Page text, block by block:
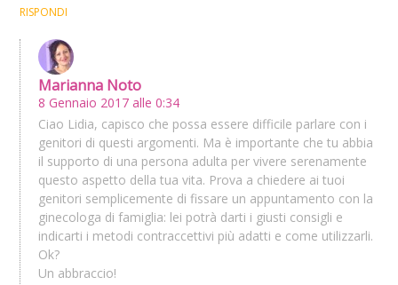
RISPONDI
Marianna Noto
8 Gennaio 2017 alle 0:34
Ciao Lidia, capisco che possa essere difficile parlare con i
genitori di questi argomenti. Ma è importante che tu abbia
il supporto di una persona adulta per vivere serenamente
questo aspetto della tua vita. Prova a chiedere ai tuoi
genitori semplicemente di fissare un appuntamento con la
ginecologa di famiglia: lei potrà darti i giusti consigli e
indicarti i metodi contraccettivi più adatti e come utilizzarli.
Ok?
Un abbraccio!